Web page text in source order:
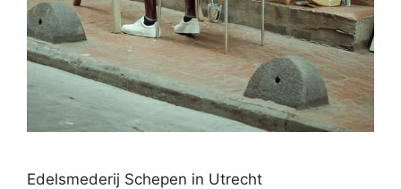
Edelsmederij Schepen in Utrecht